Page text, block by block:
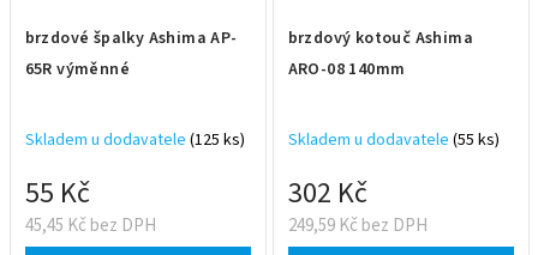
brzdové špalky Ashima AP-
65R výměnné
Skladem u dodavatele (125 ks)
45,45 Kč bez DPH
55 Kč
brzdový kotouč Ashima
ARO-08 140mm
Skladem u dodavatele (55 ks)
249,59 Kč bez DPH
302 Kč